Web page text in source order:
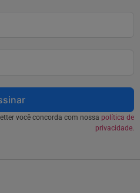
você concorda com nossa política de
privacidade.